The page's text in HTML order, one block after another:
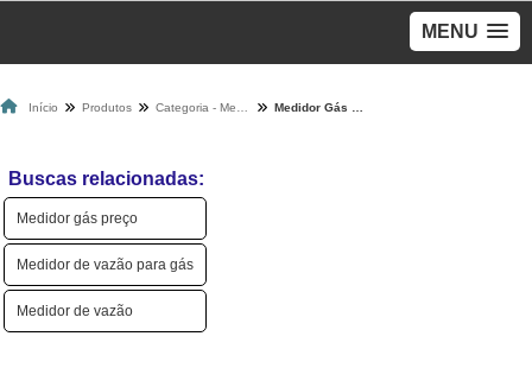
MENU
Início Produtos
Buscas relacionadas:
Medidor gás preço
Medidor de vazão para gás
Medidor de vazão